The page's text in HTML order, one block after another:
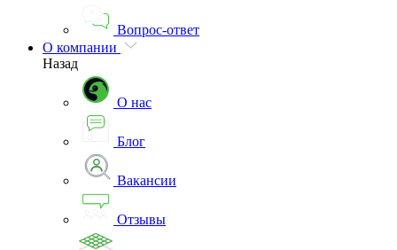
Вопрос-ответ
О компании
Назад
О нас
Блог
Вакансии
Отзывы